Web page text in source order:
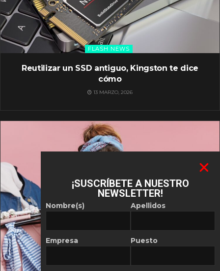
FLASH NEWS
Reutilizar un SSD antiguo, Kingston te dice
cómo
13 MARZO, 2026
¡SUSCRÍBETE A NUESTRO
NEWSLETTER!
Nombre(s)
Empresa
Apellidos
Puesto